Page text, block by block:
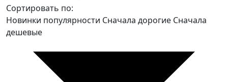
Сортировать по:
Новинки популярности Сначала дорогие Сначала
дешевые